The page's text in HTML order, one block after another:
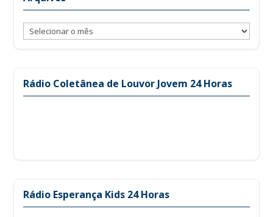
Arquivos
Rádio Coletânea de Louvor Jovem 24 Horas
Rádio Esperança Kids 24 Horas